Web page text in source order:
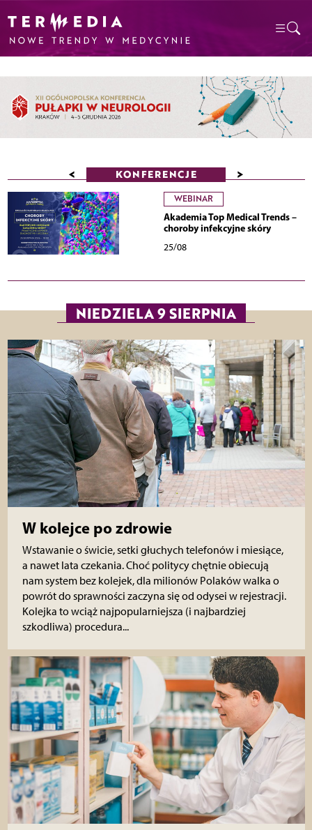
< KONFERENCJE >
WEBINAR
Akademia Top Medical Trends –
choroby infekcyjne skóry
25/08
NIEDZIELA 9 SIERPNIA
W kolejce po zdrowie
Wstawanie o świcie, setki głuchych telefonów i miesiące,
a nawet lata czekania. Choć politycy chętnie obiecują
nam system bez kolejek, dla milionów Polaków walka o
powrót do sprawności zaczyna się od odysei w rejestracji.
Kolejka to wciąż najpopularniejsza (i najbardziej
szkodliwa) procedura...